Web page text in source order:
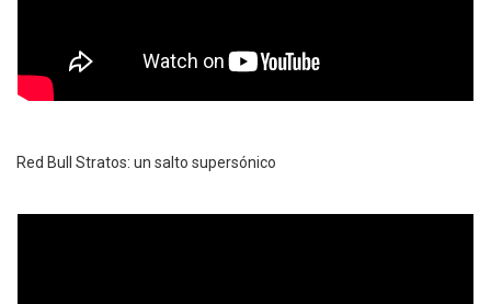
Red Bull Stratos: un salto supersónico